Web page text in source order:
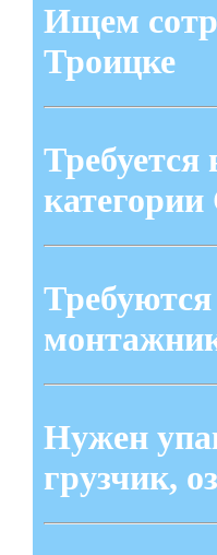
Ищем
Троицке
Требуется
категории
Нужен
грузчик,